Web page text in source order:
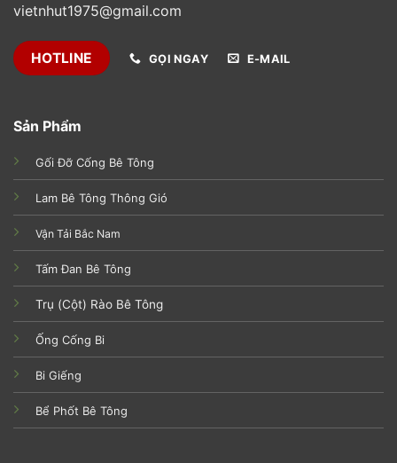
vietnhut1975@gmail.com
HOTLINE GỌI NGAY E-MAIL
Sản Phẩm
Gối Đỡ Cống Bê Tông
Lam Bê Tông Thông Gió
Vận Tải Bắc Nam
Tấm Đan Bê Tông
Trụ (Cột) Rào Bê Tông
Ống Cống Bi
Bi Giếng
Bể Phốt Bê Tông